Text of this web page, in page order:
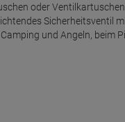
oder
Sicherheitsventil
und Angeln, beim